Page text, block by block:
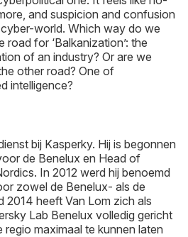
and suspicion and confusion
world. Which way do we
for ‘Balkanization’: the
of an industry? Or are we
other road? One of
intelligence?
bij Kasperky. Hij is begonnen
de Benelux en Head of
In 2012 werd hij benoemd
zowel de Benelux- als de
2014 heeft Van Lom zich als
Lab Benelux volledig gericht
maximaal te kunnen laten